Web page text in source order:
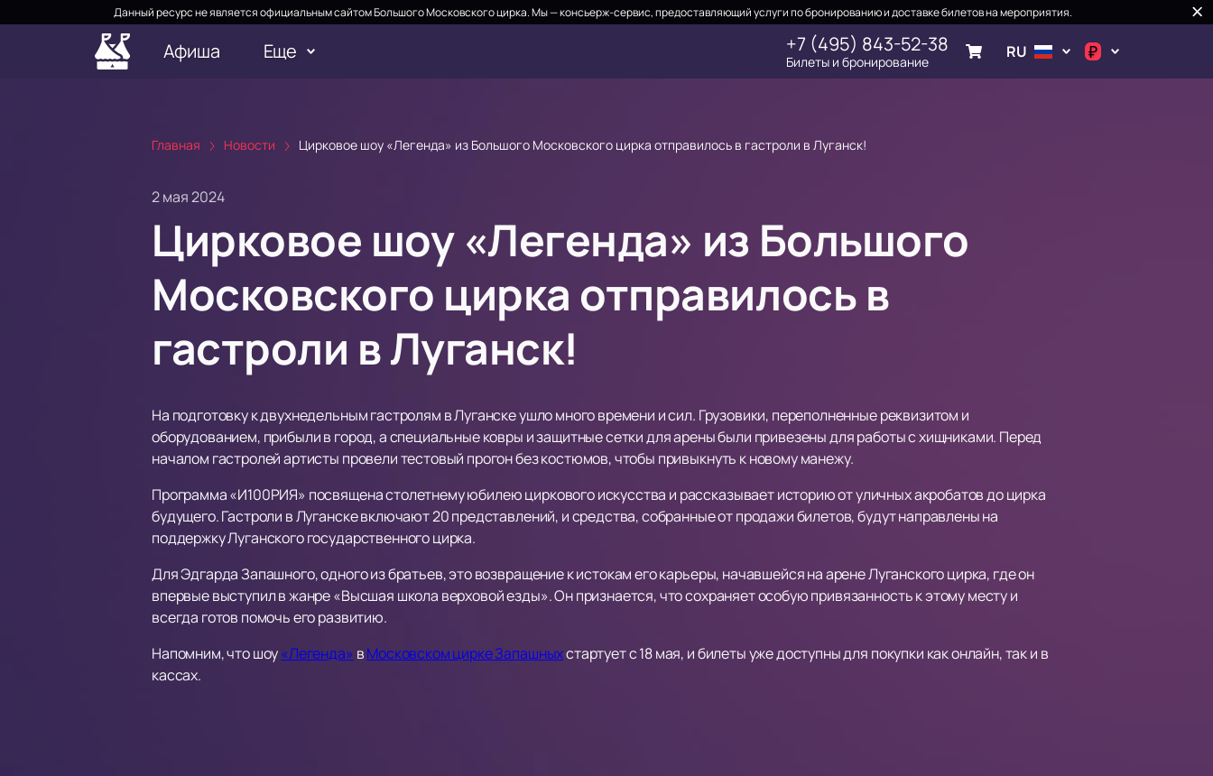
Данный ресурс не является официальным сайтом Большого Московского цирка. Мы — консьерж-сервис, предоставляющий услуги по бронированию и доставке билетов на мероприятия.
Афиша Еще +7 (495) 843-52-38
Билеты и бронирование
RU ₽
Главная Новости Цирковое шоу «Легенда» из Большого Московского цирка отправилось в гастроли в Луганск!
2 мая 2024
Цирковое шоу «Легенда» из Большого
Московского цирка отправилось в
гастроли в Луганск!
На подготовку к двухнедельным гастролям в Луганске ушло много времени и сил. Грузовики, переполненные реквизитом и
оборудованием, прибыли в город, а специальные ковры и защитные сетки для арены были привезены для работы с хищниками. Перед
началом гастролей артисты провели тестовый прогон без костюмов, чтобы привыкнуть к новому манежу.
Программа «И100РИЯ» посвящена столетнему юбилею циркового искусства и рассказывает историю от уличных акробатов до цирка
будущего. Гастроли в Луганске включают 20 представлений, и средства, собранные от продажи билетов, будут направлены на
поддержку Луганского государственного цирка.
Для Эдгарда Запашного, одного из братьев, это возвращение к истокам его карьеры, начавшейся на арене Луганского цирка, где он
впервые выступил в жанре «Высшая школа верховой езды». Он признается, что сохраняет особую привязанность к этому месту и
всегда готов помочь его развитию.
Напомним, что шоу«Легенда» вМосковском цирке Запашныхстартует с 18 мая, и билеты уже доступны для покупки как онлайн, так и в
кассах.